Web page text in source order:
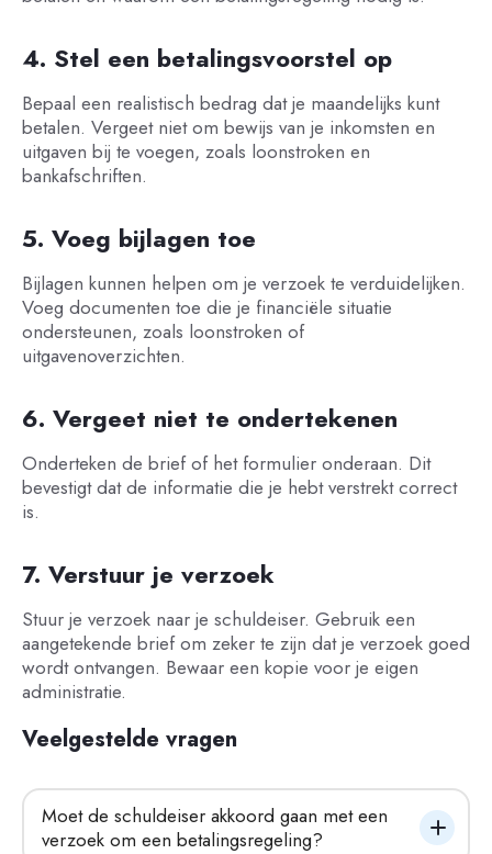
4. Stel een betalingsvoorstel op
Bepaal een realistisch bedrag dat je maandelijks kunt
betalen. Vergeet niet om bewijs van je inkomsten en
uitgaven bij te voegen, zoals loonstroken en
bankafschriften.
5. Voeg bijlagen toe
Bijlagen kunnen helpen om je verzoek te verduidelijken.
Voeg documenten toe die je financiële situatie
ondersteunen, zoals loonstroken of
uitgavenoverzichten.
6. Vergeet niet te ondertekenen
Onderteken de brief of het formulier onderaan. Dit
bevestigt dat de informatie die je hebt verstrekt correct
is.
7. Verstuur je verzoek
Stuur je verzoek naar je schuldeiser. Gebruik een
aangetekende brief om zeker te zijn dat je verzoek goed
wordt ontvangen. Bewaar een kopie voor je eigen
administratie.
Veelgestelde vragen
Moet de schuldeiser akkoord gaan met een
verzoek om een betalingsregeling?